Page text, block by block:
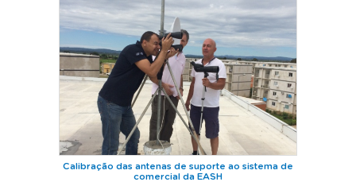
Calibração das antenas de suporte ao sistema de
comercial da EASH